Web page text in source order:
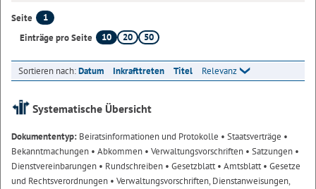
Seite
1
Einträge pro Seite
10 20 50
Sortieren nach:Datum Inkrafttreten Titel Relevanz
Systematische Übersicht
Dokumententyp: Beiratsinformationen und Protokolle • Staatsverträge •
Bekanntmachungen • Abkommen • Verwaltungsvorschriften • Satzungen •
Dienstvereinbarungen • Rundschreiben • Gesetzblatt• Amtsblatt• Gesetze
und Rechtsverordnungen • Verwaltungsvorschriften, Dienstanweisungen,